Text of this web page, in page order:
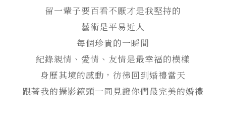
留一輩子要百看不厭才是我堅持的
藝術是平易近人
每個珍貴的一瞬間
紀錄親情、愛情、友情是最幸福的模樣
身歷其境的感動，彷彿回到婚禮當天
跟著我的攝影鏡頭一同見證你們最完美的婚禮